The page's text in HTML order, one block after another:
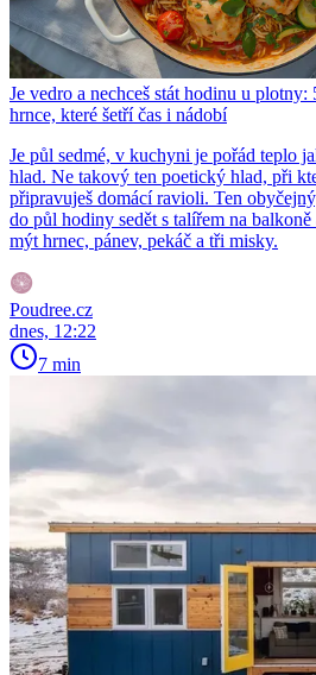
Je vedro a nechceš stát hodinu u
hrnce, které šetří čas i nádobí
Je půl sedmé, v kuchyni je pořád teplo
hlad. Ne takový ten poetický hlad, při
připravuješ domácí ravioli. Ten
do půl hodiny sedět s talířem na
mýt hrnec, pánev, pekáč a tři misky.
Poudree.cz
dnes, 12:22
7 min